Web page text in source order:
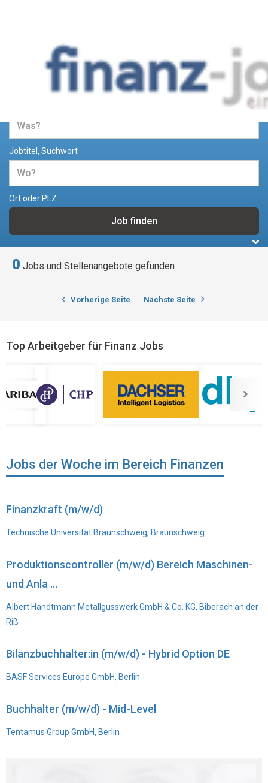
Jobs und Stellenangebote im
Bereich Finanzen
Jobtitel, Suchwort
Ort oder PLZ
0 Jobs und Stellenangebote gefunden
Vorherige Seite Nächste Seite
Top Arbeitgeber für Finanz Jobs
Jobs der Woche im Bereich Finanzen
Finanzkraft (m/w/d)
Technische Universität Braunschweig, Braunschweig
Produktionscontroller (m/w/d) Bereich Maschinen-
und Anla ...
Albert Handtmann Metallgusswerk GmbH & Co. KG, Biberach an der
Riß
Bilanzbuchhalter:in (m/w/d) - Hybrid Option DE
BASF Services Europe GmbH, Berlin
Buchhalter (m/w/d) - Mid-Level
Tentamus Group GmbH, Berlin